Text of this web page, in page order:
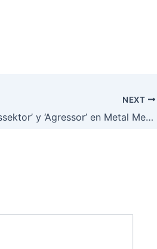
NEXT
Revivan las presentaciones de ‘Dissektor’ y ‘Agressor’ en Metal Medallo Live